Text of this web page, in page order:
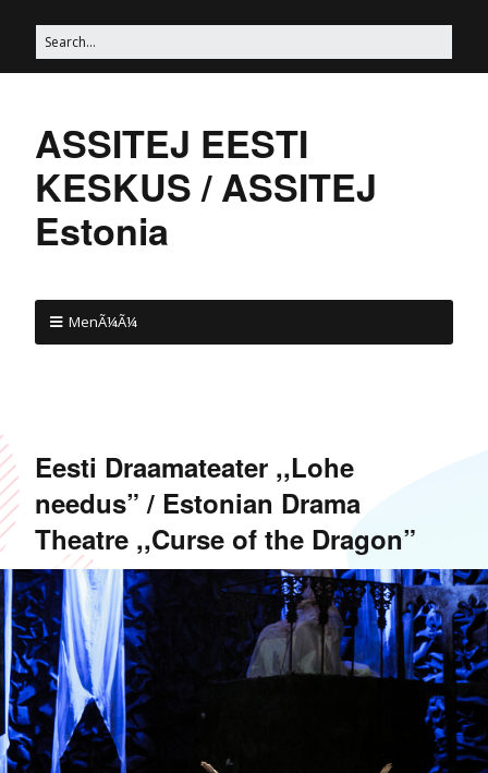
ASSITEJ EESTI
KESKUS / ASSITEJ
Estonia
MenÃ¼Ã¼
Eesti Draamateater ,,Lohe
needus” / Estonian Drama
Theatre ,,Curse of the Dragon”